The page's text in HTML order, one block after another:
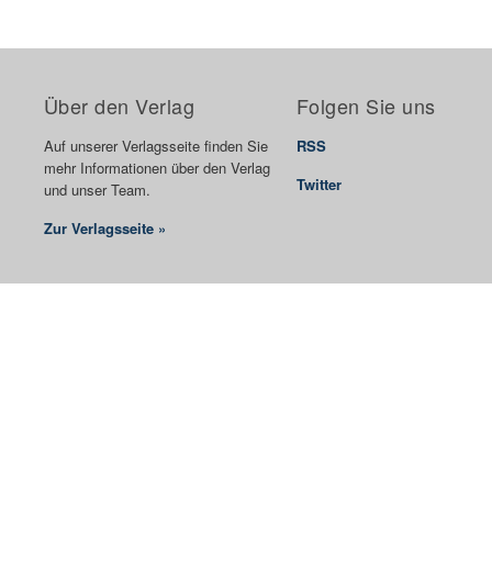
Über den Verlag
Auf unserer Verlagsseite finden Sie
mehr Informationen über den Verlag
und unser Team.
Zur Verlagsseite »
Folgen Sie uns
RSS
Twitter